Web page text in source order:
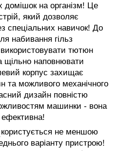
домішок на організм! Це
який дозволяє
спеціальних навичок! До
набивання гільз
тютюн
щільно наповнювати
корпус захищає
та можливого механічного
дизайн повністю
машинки - вона
ефективна!
користується не меншою
варіанту пристрою!